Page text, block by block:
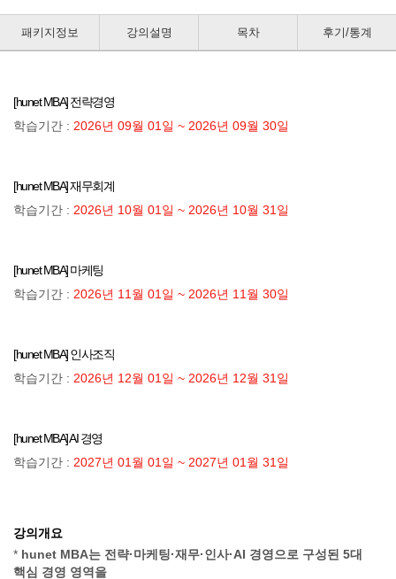
패키지정보 강의설명 목차 후기/통계
[hunet MBA] 전략경영
학습기간 : 2026년 09월 01일 ~ 2026년 09월 30일
[hunet MBA] 재무회계
학습기간 : 2026년 10월 01일 ~ 2026년 10월 31일
[hunet MBA] 마케팅
학습기간 : 2026년 11월 01일 ~ 2026년 11월 30일
[hunet MBA] 인사조직
학습기간 : 2026년 12월 01일 ~ 2026년 12월 31일
[hunet MBA] AI 경영
학습기간 : 2027년 01월 01일 ~ 2027년 01월 31일
강의개요
* hunet MBA는 전략·마케팅·재무·인사·AI 경영으로 구성된 5대
핵심 경영 영역을